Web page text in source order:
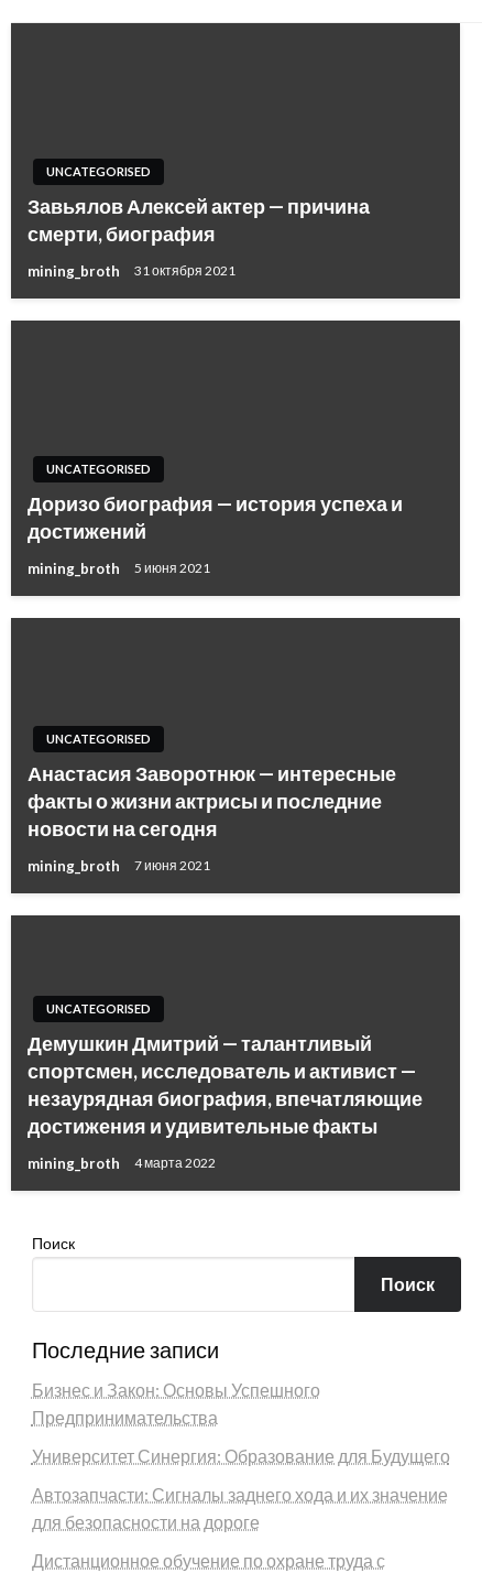
UNCATEGORISED
Завьялов Алексей актер — причина
смерти, биография
mining_broth 31 октября 2021
UNCATEGORISED
Доризо биография — история успеха и
достижений
mining_broth 5 июня 2021
UNCATEGORISED
Анастасия Заворотнюк — интересные
факты о жизни актрисы и последние
новости на сегодня
mining_broth 7 июня 2021
UNCATEGORISED
Демушкин Дмитрий — талантливый
спортсмен, исследователь и активист —
незаурядная биография, впечатляющие
достижения и удивительные факты
mining_broth 4 марта 2022
Поиск
Поиск
Последние записи
Бизнес и Закон: Основы Успешного
Предпринимательства
Университет Синергия: Образование для Будущего
Автозапчасти: Сигналы заднего хода и их значение
для безопасности на дороге
Дистанционное обучение по охране труда с